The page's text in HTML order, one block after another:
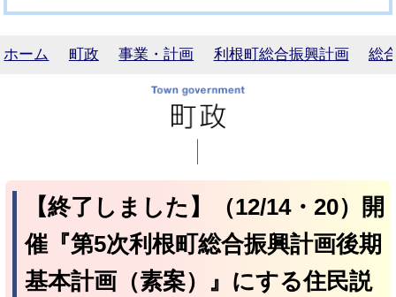
ホーム 町政 事業・計画 利根町総合振興計画 総
【終了しました】（12/14・20）開
催『第5次利根町総合振興計画後期
基本計画（素案）』にする住民説